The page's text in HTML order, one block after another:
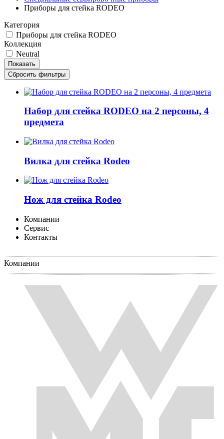
Приборы для стейка RODEO
Категория
Приборы для стейка RODEO
Коллекция
Neutral
Набор для стейка RODEO на 2 персоны, 4
предмета
Вилка для стейка Rodeo
Нож для стейка Rodeo
Компании
Сервис
Контакты
Компании